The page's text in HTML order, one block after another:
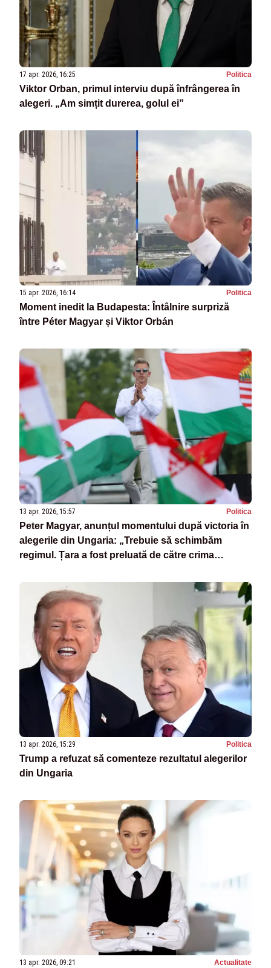
17 apr. 2026, 16:25 Politica
Viktor Orban, primul interviu după înfrângerea în
alegeri. „Am simțit durerea, golul ei”
15 apr. 2026, 16:14 Politica
Moment inedit la Budapesta: Întâlnire surpriză
între Péter Magyar și Viktor Orbán
13 apr. 2026, 15:57 Politica
Peter Magyar, anunțul momentului după victoria în
alegerile din Ungaria: „Trebuie să schimbăm
regimul. Țara a fost preluată de către crima
13 apr. 2026, 15:29 Politica
Trump a refuzat să comenteze rezultatul alegerilor
din Ungaria
13 apr. 2026, 09:21 Actualitate